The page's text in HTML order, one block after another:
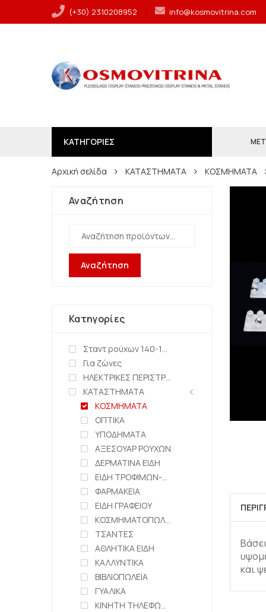
(+30) 2310208952 info@kosmovitrina.com
ΚΑΤΗΓΟΡΙΕΣ
Αρχική σελίδα ΚΑΤΑΣΤΗΜΑΤΑ ΚΟΣΜΗΜΑΤΑ
και
Αναζήτηση
Αναζήτηση
Κατηγορίες
Σταντ ρούχων 140-150cm
Για ζώνες
ΗΛΕΚΤΡΙΚΕΣ ΠΕΡΙΣΤΡΕΦΟΜΕΝΕΣ ΒΑΣΕΙΣ
ΚΑΤΑΣΤΗΜΑΤΑ
ΚΟΣΜΗΜΑΤΑ
ΟΠΤΙΚΑ
ΥΠΟΔΗΜΑΤΑ
ΑΞΕΣΟΥΑΡ ΡΟΥΧΩΝ
ΔΕΡΜΑΤΙΝΑ ΕΙΔΗ
ΕΙΔΗ ΤΡΟΦΙΜΩΝ-ΖΑΧΑΡΟΠΛΑΣΤΕΙΑ
ΦΑΡΜΑΚΕΙΑ
ΕΙΔΗ ΓΡΑΦΕΙΟΥ
ΚΟΣΜΗΜΑΤΟΠΩΛΕΙΑ
ΤΣΑΝΤΕΣ
ΑΘΛΗΤΙΚΑ ΕΙΔΗ
ΚΑΛΛΥΝΤΙΚΑ
ΒΙΒΛΙΟΠΩΛΕΙΑ
ΓΥΑΛΙΚΑ
ΚΙΝΗΤΗ ΤΗΛΕΦΩΝΙΑ